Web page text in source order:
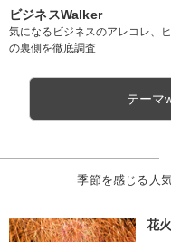
ビジネスWalker
気になるビジネスのアレコレ、
の裏側を徹底調査
テーマ
季節を感じる人
花